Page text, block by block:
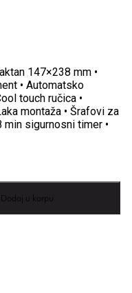
147×238 mm •
• Automatsko
touch ručica •
montaža • Šrafovi za
min sigurnosni timer •
Dodaj u korpu